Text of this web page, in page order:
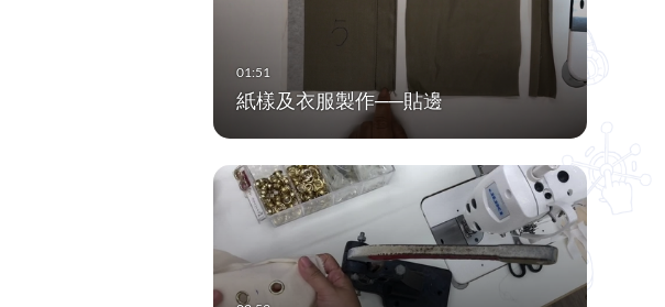
紙樣及衣服製作──貼邊